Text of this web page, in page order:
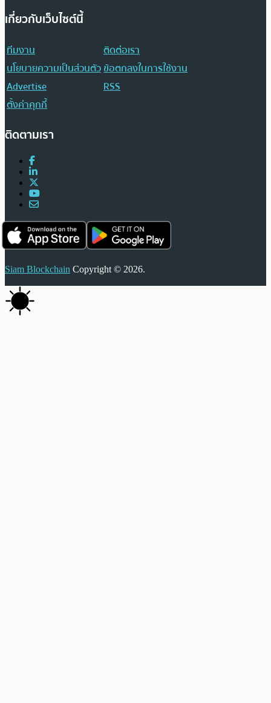
เกี่ยวกับเว็บไซต์นี้
ทีมงาน
ติดต่อเรา
นโยบายความเป็นส่วนตัวข้อตกลงในการใช้งาน
Advertise
RSS
ตั้งค่าคุกกี้
ติดตามเรา
Siam Blockchain Copyright © 2026.